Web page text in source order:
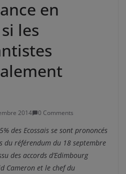
en
les
2014 0 Comments
des Ecossais se sont prononcés
du référendum du 18 septembre
des accords d’Edimbourg
Cameron et le chef du